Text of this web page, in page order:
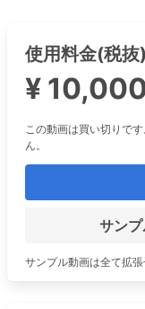
使用料金(税抜)
¥
この動画は買い切りで
ん。
サン
サンプル動画は全て拡